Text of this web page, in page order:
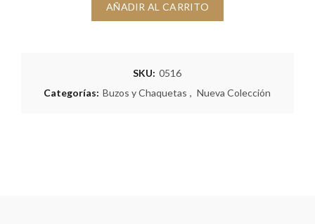
AÑADIR AL CARRITO
SKU: 0516
Categorías: Buzos y Chaquetas , Nueva Colección